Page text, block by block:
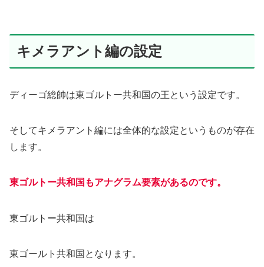
キメラアント編の設定
ディーゴ総帥は東ゴルトー共和国の王という設定です。
そしてキメラアント編には全体的な設定というものが存在
します。
東ゴルトー共和国もアナグラム要素があるのです。
東ゴルトー共和国は
東ゴールト共和国となります。